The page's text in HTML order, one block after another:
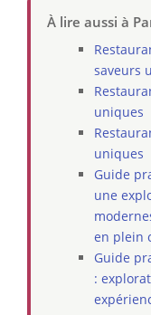
À lire aussi à
saveurs
uniques
uniques
Guide
une
en plein
Guide
: